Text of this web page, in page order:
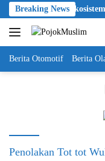
Skip
to
content
Breaking News
Perkuat Ekosistem
Berita Otomotif Berita
Penolakan Tot tot